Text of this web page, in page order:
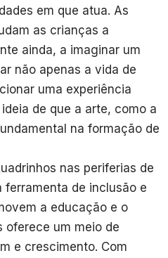
em que atua. As
as crianças a
ainda, a imaginar um
não apenas a vida de
uma experiência
de que a arte, como a
na formação de
nas periferias de
ferramenta de inclusão e
a educação e o
oferece um meio de
e crescimento. Com